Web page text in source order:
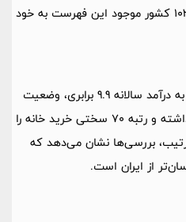
16 سختی خرید خانه را در میان 103 کشور موجود این فهرست به خود
در مقابل، فرانسه با نسبت قیمت به درآمد سالانه 9.9 برابری، وضعیت
به مراتب بهتری نسبت به ایران داشته و رتبه 70 سختی خرید خانه را
بررسی‌ها نشان می‌دهد که